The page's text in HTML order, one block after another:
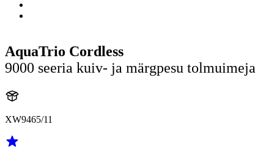
AquaTrio Cordless
9000 seeria kuiv- ja märgpesu tolmuimeja
XW9465/11